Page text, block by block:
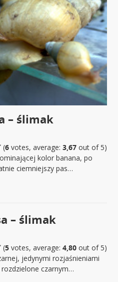
– ślimak
(6votes, average: 3,67out of 5)
kolor banana, po
ciemniejszy pas…
– ślimak
(5votes, average: 4,80out of 5)
jedynymi rozjaśnieniami
czarnym…